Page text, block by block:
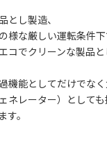
とし製造、
な厳しい運転条件
でクリーンな製品と
機能としてだけでな
レーター）としても
。